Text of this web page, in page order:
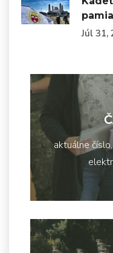
Júl 31,
aktuálne